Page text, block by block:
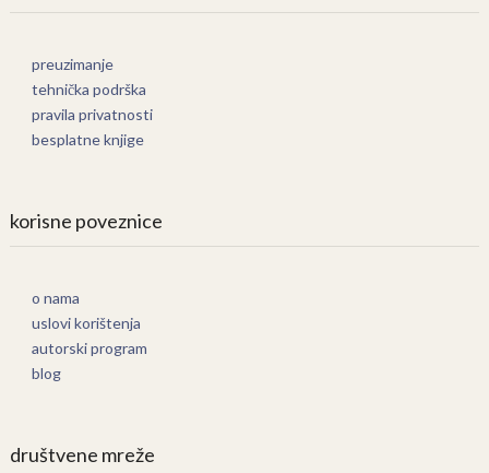
preuzimanje
tehnička podrška
pravila privatnosti
besplatne knjige
korisne poveznice
o nama
uslovi korištenja
autorski program
blog
društvene mreže